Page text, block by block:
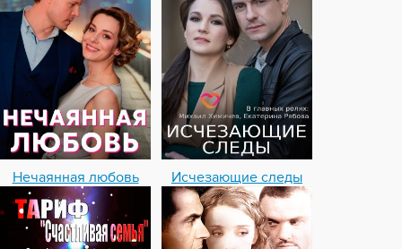
Нечаянная любовь Исчезающие следы